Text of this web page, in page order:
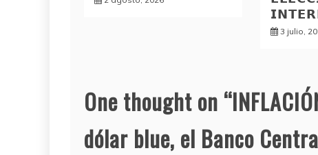
3 julio,
One thought on “
dólar blue, el Banco